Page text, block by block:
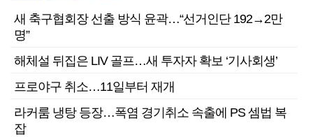
새 축구협회장 선출 방식 윤곽…“선거인단 192→2만
명”
해체설 뒤집은 LIV 골프…새 투자자 확보 ‘기사회생’
프로야구 취소…11일부터 재개
라커룸 냉탕 등장…폭염 경기취소 속출에 PS 셈법 복
잡